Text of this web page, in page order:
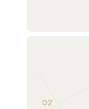
02